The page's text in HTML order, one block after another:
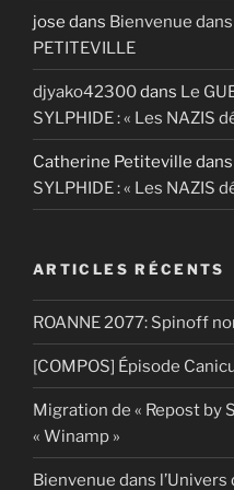
jose dans Bienvenue
PETITEVILLE
djyako42300dans Le
SYLPHIDE : « Les NAZIS
Catherine Petiteville dans
SYLPHIDE : « Les NAZIS
ARTICLES RÉCENTS
ROANNE 2077: Spinoff
[COMPOS] Épisode
Migration de « Repost by
« Winamp »
Bienvenue dans